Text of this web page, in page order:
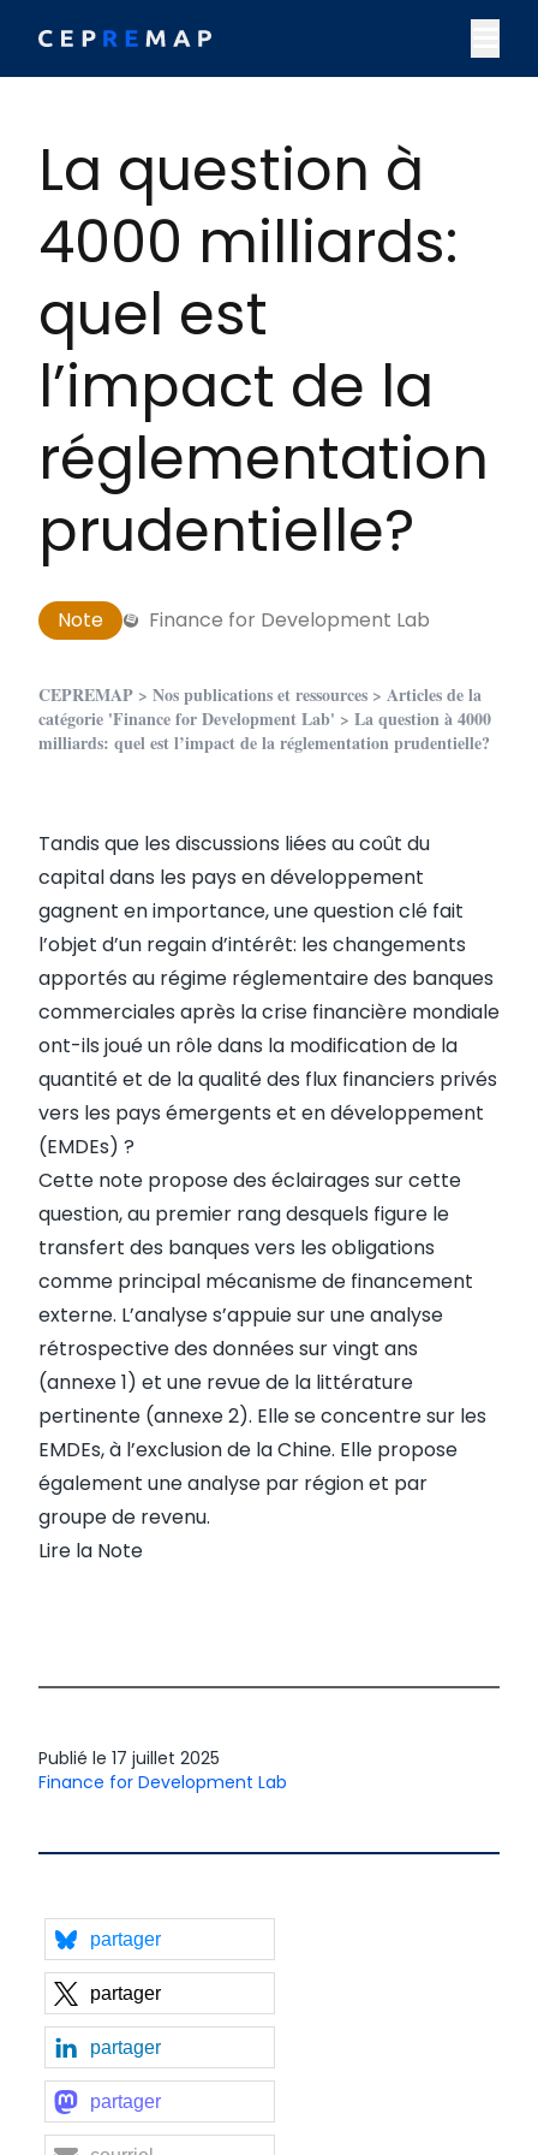
La question à
4000 milliards:
quel est
l’impact de la
réglementation
prudentielle?
Note Finance for Development Lab
CEPREMAP > Nos publications et ressources > Articles de la
catégorie 'Finance for Development Lab' > La question à 4000
milliards: quel est l’impact de la réglementation prudentielle?
Tandis que les discussions liées au coût du
capital dans les pays en développement
gagnent en importance, une question clé fait
l’objet d’un regain d’intérêt: les changements
apportés au régime réglementaire des banques
commerciales après la crise financière mondiale
ont-ils joué un rôle dans la modification de la
quantité et de la qualité des flux financiers privés
vers les pays émergents et en développement
(EMDEs) ?
Cette note propose des éclairages sur cette
question, au premier rang desquels figure le
transfert des banques vers les obligations
comme principal mécanisme de financement
externe. L’analyse s’appuie sur une analyse
rétrospective des données sur vingt ans
(annexe 1) et une revue de la littérature
pertinente (annexe 2). Elle se concentre sur les
EMDEs, à l’exclusion de la Chine. Elle propose
également une analyse par région et par
groupe de revenu.
Lire la Note
Publié le 17 juillet 2025
Finance for Development Lab
partager
partager
partager
partager